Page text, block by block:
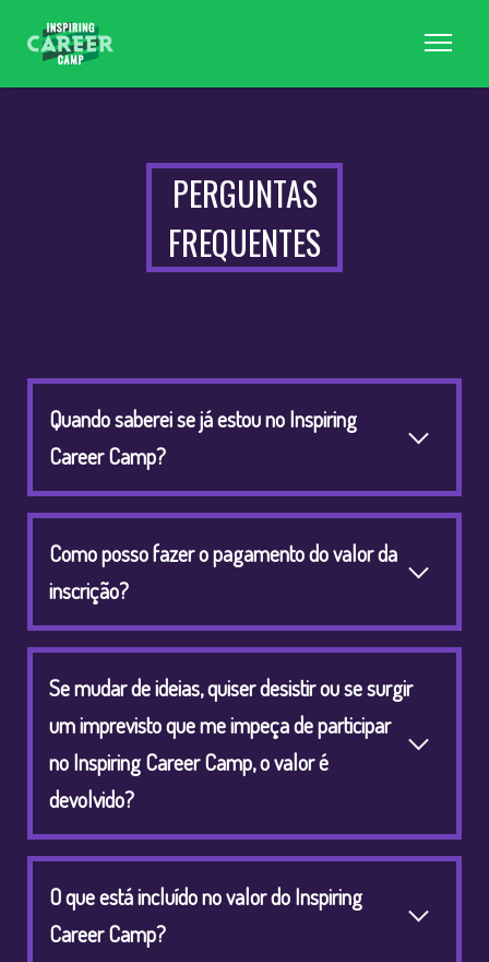
PERGUNTAS
FREQUENTES
Quando saberei se já estou no Inspiring
Career Camp?
Como posso fazer o pagamento do valor da
inscrição?
Se mudar de ideias, quiser desistir ou se surgir
um imprevisto que me impeça de participar
no Inspiring Career Camp, o valor é
devolvido?
O que está incluído no valor do Inspiring
Career Camp?